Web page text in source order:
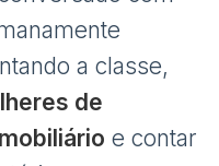
a classe,
de
e contar